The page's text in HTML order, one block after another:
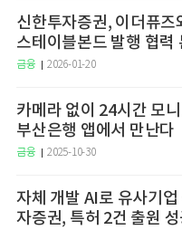
신한투자증권, 이더퓨즈
스테이블본드 발행 협력
금융 2026-01-20
카메라 없이 24시간 모
부산은행 앱에서 만난다
금융 2025-10-30
자체 개발 AI로 유사기
자증권, 특허 2건 출원